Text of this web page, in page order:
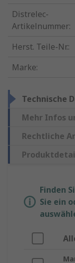
Distrelec-
Artikelnummer:
Herst. Teile-Nr.:
Marke:
Technische
Mehr Infos
Rechtliche
Finden
Sie ein